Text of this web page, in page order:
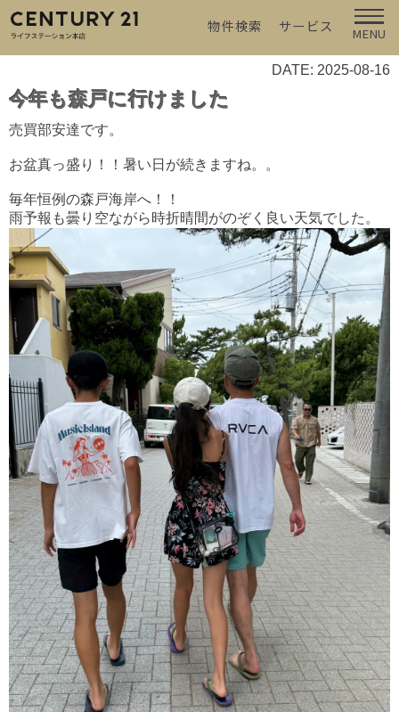
物件検索 サービス MENU
DATE: 2025-08-16
今年も森戸に行けました
売買部安達です。
お盆真っ盛り！！暑い日が続きますね。。
毎年恒例の森戸海岸へ！！
雨予報も曇り空ながら時折晴間がのぞく良い天気でした。